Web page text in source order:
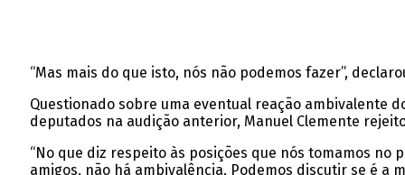
“Mas mais do que isto, nós não podemos fazer”,
Questionado sobre uma eventual reação ambivalente
deputados na audição anterior, Manuel Clemente
“No que diz respeito às posições que nós tomamos
amigos, não há ambivalência. Podemos discutir se é a